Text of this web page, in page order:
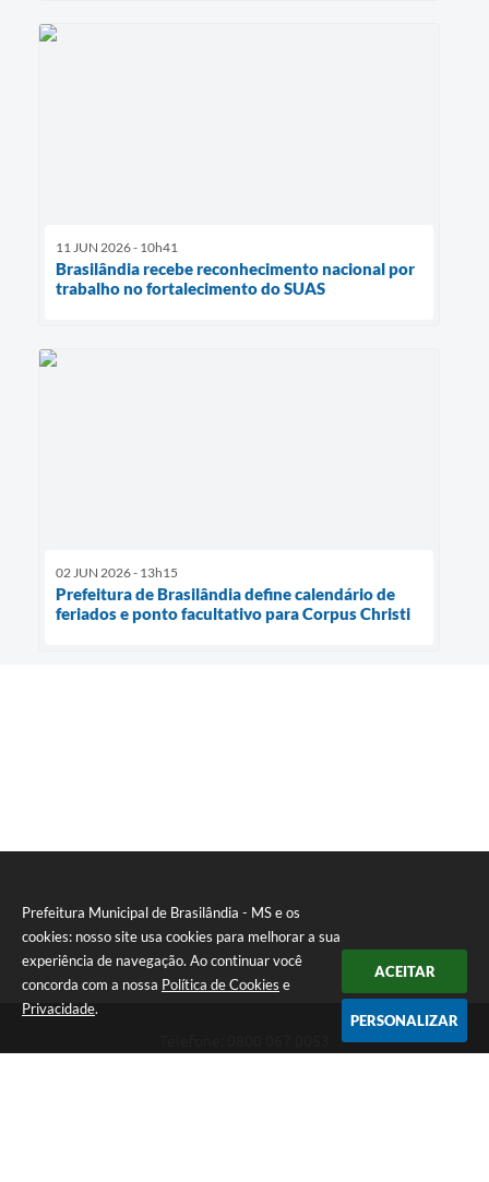
Prefeitura Municipal de Brasilândia - MS e os
cookies: nosso site usa cookies para melhorar a sua
experiência de navegação. Ao continuar você
concorda com a nossa Política de Cookies e
Privacidade.
ACEITAR
PERSONALIZAR
11 JUN 2026 - 10h41
Brasilândia recebe reconhecimento nacional por
trabalho no fortalecimento do SUAS
02 JUN 2026 - 13h15
Prefeitura de Brasilândia define calendário de
feriados e ponto facultativo para Corpus Christi